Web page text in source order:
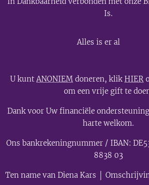
Is.
Alles is er al
U kuntANONIEM doneren, klikHIER
om een vrije gift te
Dank voor Uw financiële
harte welkom.
Ons bankrekeningnummer / IBAN:
8838 03
Ten name van Diena Kars │